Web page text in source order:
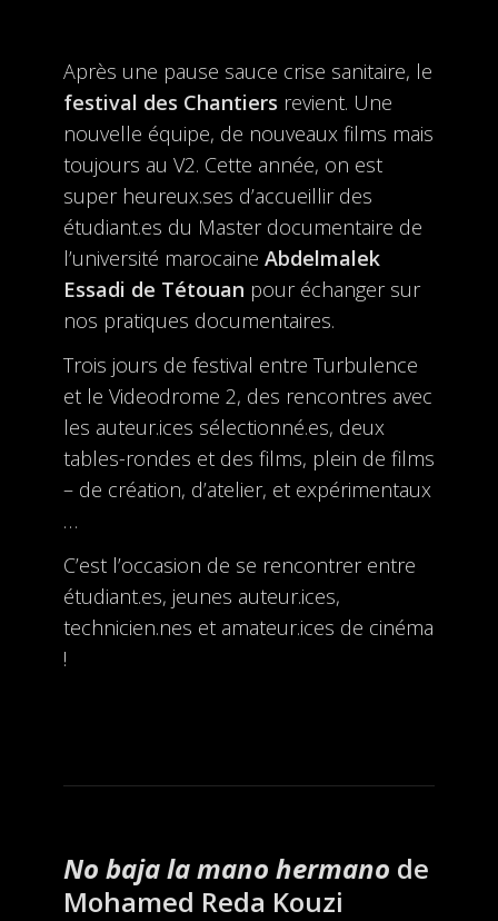
Après une pause sauce crise sanitaire, le
festival des Chantiers revient. Une
nouvelle équipe, de nouveaux films mais
toujours au V2. Cette année, on est
super heureux.ses d’accueillir des
étudiant.es du Master documentaire de
l’université marocaine Abdelmalek
Essadi de Tétouan pour échanger sur
nos pratiques documentaires.
Trois jours de festival entre Turbulence
et le Videodrome 2, des rencontres avec
les auteur.ices sélectionné.es, deux
tables-rondes et des films, plein de films
– de création, d’atelier, et expérimentaux
…
C’est l’occasion de se rencontrer entre
étudiant.es, jeunes auteur.ices,
technicien.nes et amateur.ices de cinéma
!
No baja la mano hermano de
Mohamed Reda Kouzi